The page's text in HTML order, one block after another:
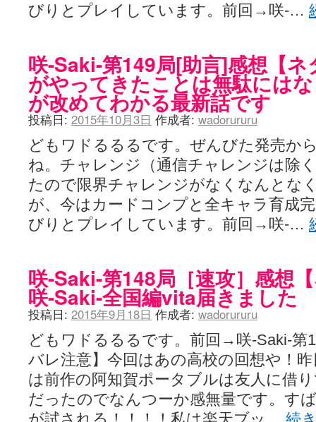
びりとプレイしています。前回→咲-…
咲-Saki-第149局[助言]感想【
がやってきたことは無駄には
が改めてわかる最新話です
投稿日: 2015年10月3日 作成者: wadorururu
どもワドるるるです。ぜんびた発売か
ね。チャレンジ（通信チャレンジは除
たので限界チャレンジがなくなんとな
が、今はカードコンプと全キャラ育成
びりとプレイしています。前回→咲-…
咲-Saki-第148局［速攻］感
咲-Saki-全国編vita届きました
投稿日: 2015年9月18日 作成者: wadorururu
どもワドるるるです。前回→咲-Saki-第
バレ注意】今回はあの高校の回想や！
は前作の阿知賀ポータブルは友人に借
だったのでなんつーか感無量です。す